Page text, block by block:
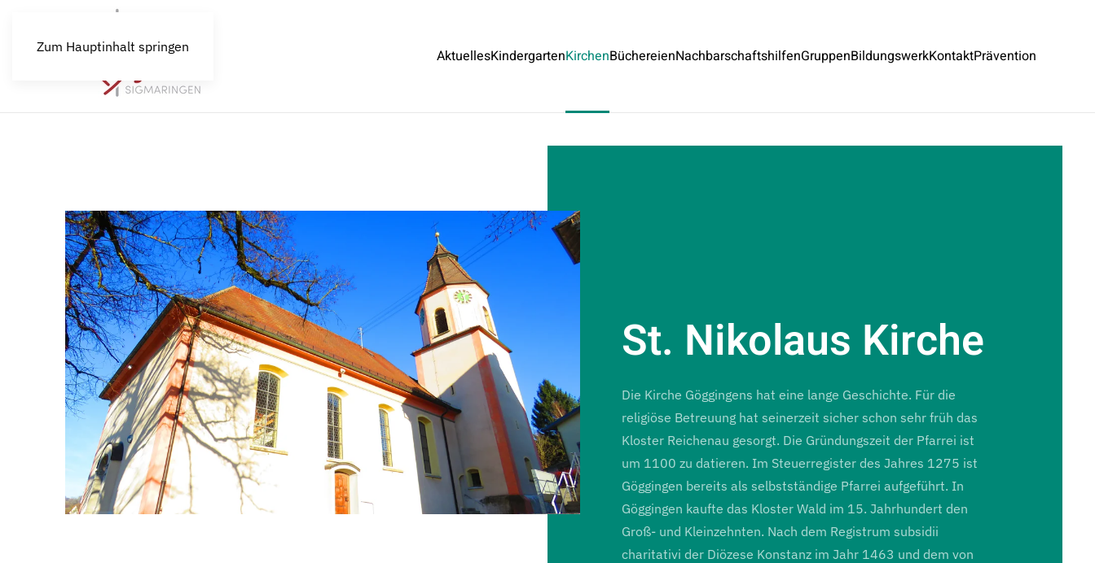
Zum Hauptinhalt springen AktuellesKindergartenKirchenBüchereienNachbarschaftshilfenGruppenBildungswerkKontaktPrävention
St. Nikolaus Kirche
Die Kirche Göggingens hat eine lange Geschichte. Für die
religiöse Betreuung hat seinerzeit sicher schon sehr früh das
Kloster Reichenau gesorgt. Die Gründungszeit der Pfarrei ist
um 1100 zu datieren. Im Steuerregister des Jahres 1275 ist
Göggingen bereits als selbstständige Pfarrei aufgeführt. In
Göggingen kaufte das Kloster Wald im 15. Jahrhundert den
Groß- und Kleinzehnten. Nach dem Registrum subsidii
charitativi der Diözese Konstanz im Jahr 1463 und dem von